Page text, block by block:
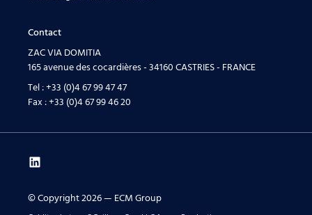
Contact
ZAC VIA DOMITIA
165 avenue des cocardières - 34160 CASTRIES - FRANCE
Tel :+33 (0)4 67 99 47 47
Fax :+33 (0)4 67 99 46 20
© Copyright 2026 — ECM Group